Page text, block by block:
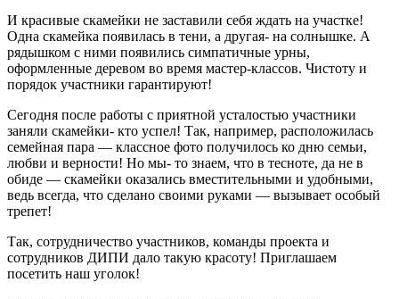
И красивые скамейки не заставили себя ждать на участке!
Одна скамейка появилась в тени, а другая- на солнышке. А
рядышком с ними появились симпатичные урны,
оформленные деревом во время мастер-классов. Чистоту и
порядок участники гарантируют!
Сегодня после работы с приятной усталостью участники
заняли скамейки- кто успел! Так, например, расположилась
семейная пара — классное фото получилось ко дню семьи,
любви и верности! Но мы- то знаем, что в тесноте, да не в
обиде — скамейки оказались вместительными и удобными,
ведь всегда, что сделано своими руками — вызывает особый
трепет!
Так, сотрудничество участников, команды проекта и
сотрудников ДИПИ дало такую красоту! Приглашаем
посетить наш уголок!